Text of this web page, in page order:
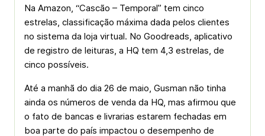
Na Amazon, “Cascão – Temporal” tem cinco
estrelas, classificação máxima dada pelos clientes
no sistema da loja virtual. No Goodreads, aplicativo
de registro de leituras, a HQ tem 4,3 estrelas, de
cinco possíveis.
Até a manhã do dia 26 de maio, Gusman não tinha
ainda os números de venda da HQ, mas afirmou que
o fato de bancas e livrarias estarem fechadas em
boa parte do país impactou o desempenho de